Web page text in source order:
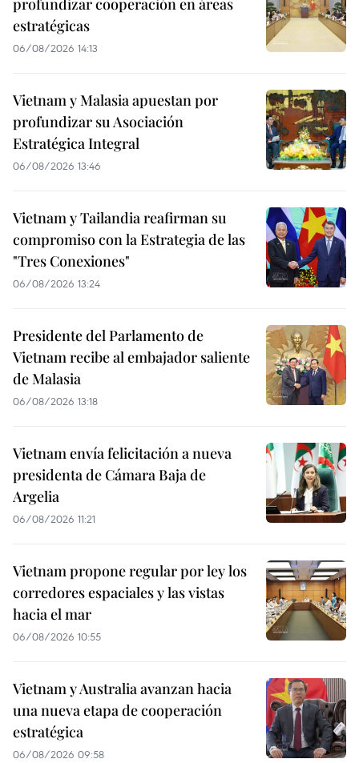
profundizar cooperación en áreas
estratégicas
06/08/2026 14:13
Vietnam y Malasia apuestan por
profundizar su Asociación
Estratégica Integral
06/08/2026 13:46
Vietnam y Tailandia reafirman su
compromiso con la Estrategia de las
"Tres Conexiones"
06/08/2026 13:24
Presidente del Parlamento de
Vietnam recibe al embajador saliente
de Malasia
06/08/2026 13:18
Vietnam envía felicitación a nueva
presidenta de Cámara Baja de
Argelia
06/08/2026 11:21
Vietnam propone regular por ley los
corredores espaciales y las vistas
hacia el mar
06/08/2026 10:55
Vietnam y Australia avanzan hacia
una nueva etapa de cooperación
estratégica
06/08/2026 09:58